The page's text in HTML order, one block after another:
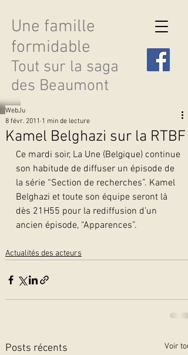
Une famille
formidable
Tout sur la saga
des Beaumont
Découvrir les saisons
Kamel Belghazi sur la RTBF
WebJu
8 févr. 2011 1 min de lecture
Ce mardi soir, La Une (Belgique) continue
son habitude de diffuser un épisode de
la série “Section de recherches”. Kamel
Belghazi et toute son équipe seront là
dès 21H55 pour la rediffusion d’un
ancien épisode, “Apparences”.
Actualités des acteurs
Posts récents Voir tout